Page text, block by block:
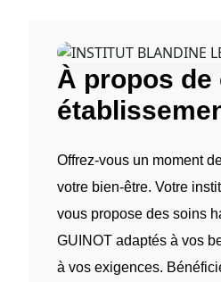
À propos de
Offrez-vous un moment
votre bien-être. Votre
vous propose des soins
GUINOT adaptés à vos
à vos exigences.